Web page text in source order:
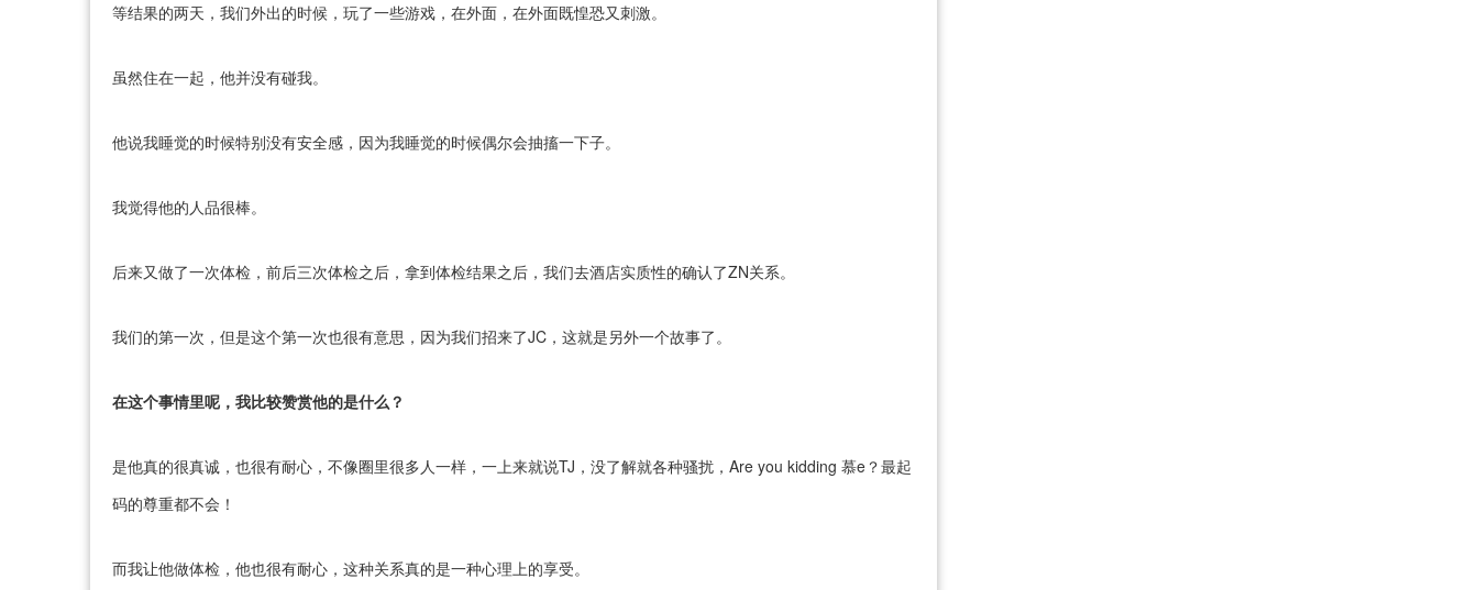
等结果的两天，我们外出的时候，玩了一些游戏，在外面，在外面既惶恐又刺激。
虽然住在一起，他并没有碰我。
他说我睡觉的时候特别没有安全感，因为我睡觉的时候偶尔会抽搐一下子。
我觉得他的人品很棒。
后来又做了一次体检，前后三次体检之后，拿到体检结果之后，我们去酒店实质性的确认了ZN关系。
我们的第一次，但是这个第一次也很有意思，因为我们招来了JC，这就是另外一个故事了。
在这个事情里呢，我比较赞赏他的是什么？
是他真的很真诚，也很有耐心，不像圈里很多人一样，一上来就说TJ，没了解就各种骚扰，Are you kidding 慕e？最起
码的尊重都不会！
而我让他做体检，他也很有耐心，这种关系真的是一种心理上的享受。